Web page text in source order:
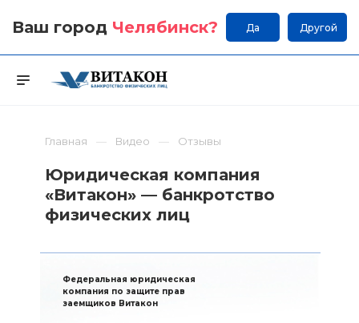
Ваш город Челябинск? Да Другой
Главная Видео Отзывы
Юридическая компания
«Витакон» — банкротство
физических лиц
Федеральная юридическая
компания по защите прав
заемщиков Витакон